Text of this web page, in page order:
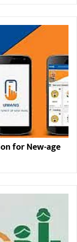
for New-age